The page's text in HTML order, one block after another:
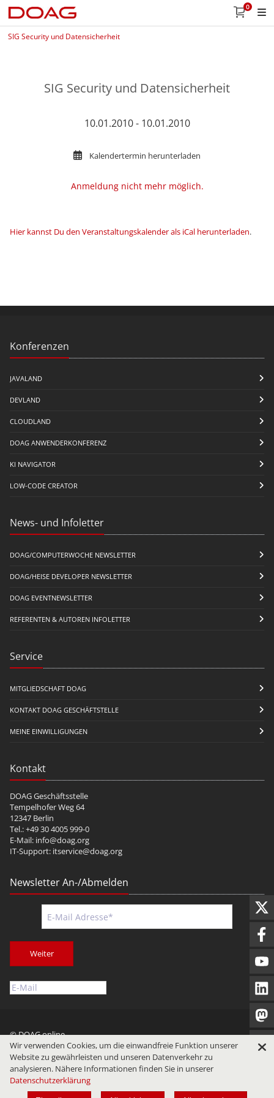
0
SIG Security und Datensicherheit
SIG Security und Datensicherheit
10.01.2010 - 10.01.2010
Kalendertermin herunterladen
Anmeldung nicht mehr möglich.
Hier kannst Du den Veranstaltungskalender als iCal herunterladen.
Konferenzen
JAVALAND
DEVLAND
CLOUDLAND
DOAG ANWENDERKONFERENZ
KI NAVIGATOR
LOW-CODE CREATOR
News- und Infoletter
DOAG/COMPUTERWOCHE NEWSLETTER
DOAG/HEISE DEVELOPER NEWSLETTER
DOAG EVENTNEWSLETTER
REFERENTEN & AUTOREN INFOLETTER
Service
MITGLIEDSCHAFT DOAG
KONTAKT DOAG GESCHÄFTSTELLE
MEINE EINWILLIGUNGEN
Kontakt
DOAG Geschäftsstelle
Tempelhofer Weg 64
12347 Berlin
Tel.: +49 30 4005 999-0
E-Mail: info@doag.org
IT-Support: itservice@doag.org
Newsletter An-/Abmelden
Weiter
© DOAG online
Impressum
Datenschutz Nutzungsbedingungen
Wir verwenden Cookies, um die einwandfreie Funktion unserer
Website zu gewährleisten und unseren Datenverkehr zu
analysieren. Nähere Informationen finden Sie in unserer
Datenschutzerklärung